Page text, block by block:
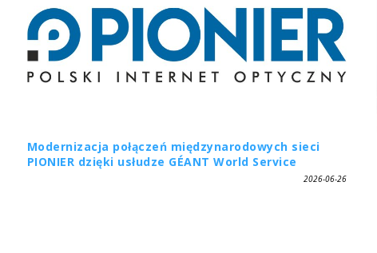
Modernizacja połączeń międzynarodowych sieci
PIONIER dzięki usłudze GÉANT World Service
2026-06-26